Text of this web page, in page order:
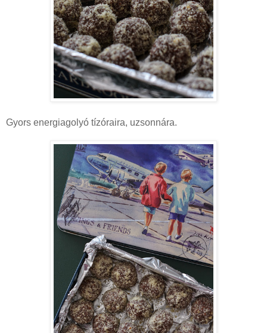
Gyors energiagolyó tízóraira, uzsonnára.